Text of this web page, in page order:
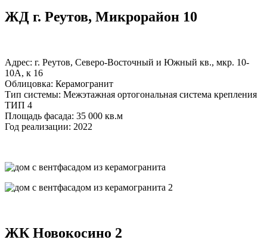
ЖД г. Реутов, Микрорайон 10
Адрес: г. Реутов, Северо-Восточный и Южный кв., мкр. 10-
10А, к 16
Облицовка: Керамогранит
Тип системы: Межэтажная ортогональная система крепления
ТИП 4
Площадь фасада: 35 000 кв.м
Год реализации: 2022
ЖК Новокосино 2